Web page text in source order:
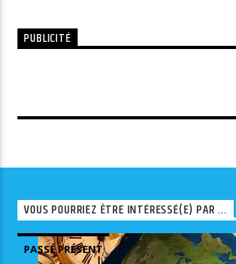
PUBLICITÉ
VOUS POURRIEZ ÊTRE INTÉRESSÉ(E) PAR ...
PASSÉ PRÉSENT